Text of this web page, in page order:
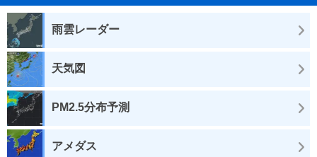
雨雲レーダー
天気図
PM2.5分布予測
アメダス